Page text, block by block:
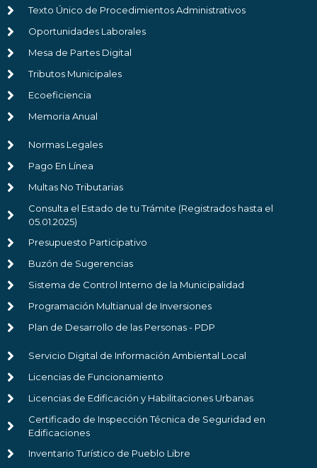
Texto Único de Procedimientos Administrativos
Oportunidades Laborales
Mesa de Partes Digital
Tributos Municipales
Ecoeficiencia
Memoria Anual
Normas Legales
Pago En Línea
Multas No Tributarias
Consulta el Estado de tu Trámite (Registrados hasta el
05.01.2025)
Presupuesto Participativo
Buzón de Sugerencias
Sistema de Control Interno de la Municipalidad
Programación Multianual de Inversiones
Plan de Desarrollo de las Personas - PDP
Servicio Digital de Información Ambiental Local
Licencias de Funcionamiento
Licencias de Edificación y Habilitaciones Urbanas
Certificado de Inspección Técnica de Seguridad en
Edificaciones
Inventario Turístico de Pueblo Libre